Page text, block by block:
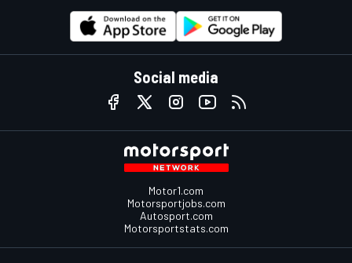
Social media
Motor1.com
Motorsportjobs.com
Autosport.com
Motorsportstats.com